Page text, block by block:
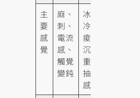
主
要
感
覺
麻、
刺、
電流
感、
觸覺
變鈍
冰
冷、
痠、
沉
重、
抽筋
感